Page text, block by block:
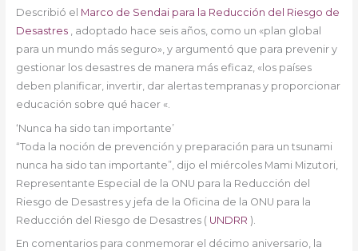
Describió el Marco de Sendai para la Reducción del Riesgo de
Desastres, adoptado hace seis años, como un «plan global
para un mundo más seguro», y argumentó que para prevenir y
gestionar los desastres de manera más eficaz, «los países
deben planificar, invertir, dar alertas tempranas y proporcionar
educación sobre qué hacer «.
‘Nunca ha sido tan importante’
“Toda la noción de prevención y preparación para un tsunami
nunca ha sido tan importante”, dijo el miércoles Mami Mizutori,
Representante Especial de la ONU para la Reducción del
Riesgo de Desastres y jefa de la Oficina de la ONU para la
Reducción del Riesgo de Desastres ( UNDRR ).
En comentarios para conmemorar el décimo aniversario, la